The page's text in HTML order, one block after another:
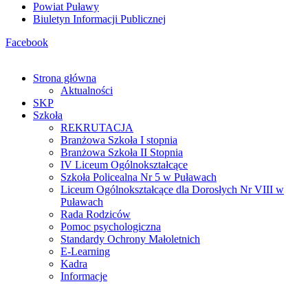
Powiat Puławy
Biuletyn Informacji Publicznej
Facebook
Strona główna
Aktualności
SKP
Szkoła
REKRUTACJA
Branżowa Szkoła I stopnia
Branżowa Szkoła II Stopnia
IV Liceum Ogólnokształcące
Szkoła Policealna Nr 5 w Puławach
Liceum Ogólnokształcące dla Dorosłych Nr VIII w
Puławach
Rada Rodziców
Pomoc psychologiczna
Standardy Ochrony Małoletnich
E-Learning
Kadra
Informacje